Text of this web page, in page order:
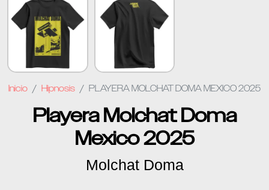
Inicio Hipnosis PLAYERA MOLCHAT DOMA MEXICO 2025
Playera Molchat Doma
Mexico 2025
Molchat Doma